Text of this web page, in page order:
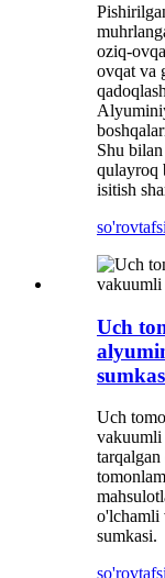
oziq-
ovqat va
Shu
qulayroq
isitish
so'rov
Uch
Uch
vakuumli
o'lchamli
sumkasi.
so'rov